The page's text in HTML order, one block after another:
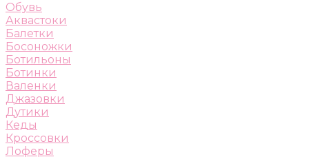
Обувь
Аквастоки
Балетки
Босоножки
Ботильоны
Ботинки
Валенки
Джазовки
Дутики
Кеды
Кроссовки
Лоферы